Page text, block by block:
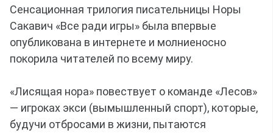
Сенсационная трилогия писательницы Норы
Сакавич «Все ради игры» была впервые
опубликована в интернете и молниеносно
покорила читателей по всему миру.
«Лисящая нора» повествует о команде «Лесов»
— игроках экси (вымышленный спорт), которые,
будучи отбросами в жизни, пытаются